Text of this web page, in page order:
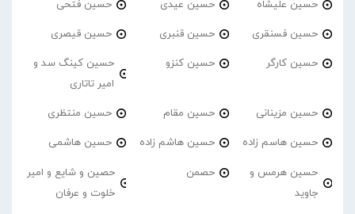
حسین علیشاه حسین عیدی حسین فتحی
حسین فسنقری حسین قنبری حسین قیصری
حسین کارگر حسین کنزو
حسین کینگ سد و
امیر تاتاری
حسین مزینانی حسین مقام حسین منتظری
حسین هاسم زاده حسین هاشم زاده حسین هاشمی
حسین هرمس و
جاوید
حصمن
حصین و شایع و امیر
خلوت و عرفان